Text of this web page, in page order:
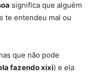
significa que alguém
te entendeu mal ou
que não pode
fazendo xixi) e ela